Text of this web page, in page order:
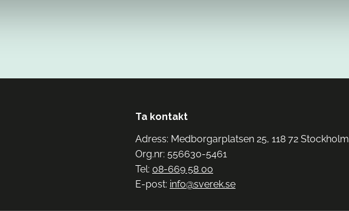
Ta kontakt
Adress: Medborgarplatsen 25, 118 72 Stockholm
Org.nr: 556630-5461
Tel: 08-669 58 00
E-post: info@sverek.se